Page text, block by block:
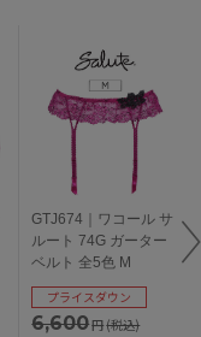
GTJ674｜ワコール サ
ルート 74G ガーター
ベルト 全5色 M
6,600円(税込)
プライスダウン